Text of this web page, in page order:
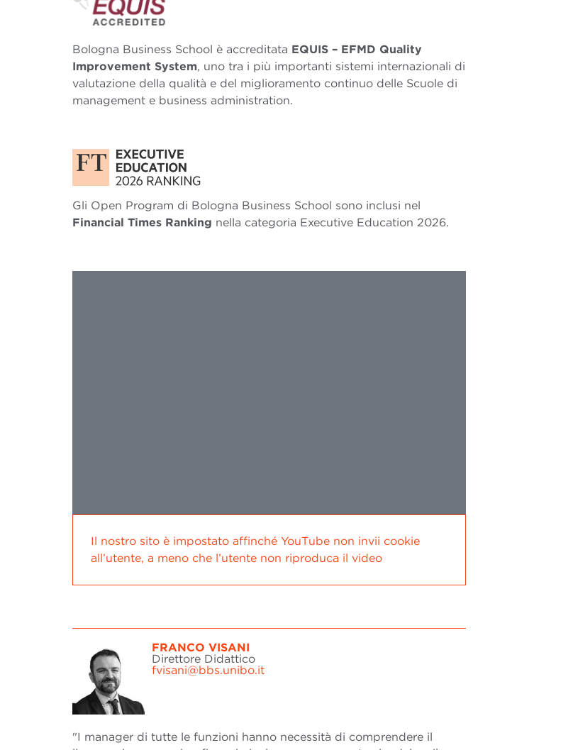
Bologna Business School è accreditata EQUIS – EFMD Quality
Improvement System, uno tra i più importanti sistemi internazionali di
valutazione della qualità e del miglioramento continuo delle Scuole di
management e business administration.
Gli Open Program di Bologna Business School sono inclusi nel
Financial Times Ranking nella categoria Executive Education 2026.
Il nostro sito è impostato affinché YouTube non invii cookie
all’utente, a meno che l’utente non riproduca il video
FRANCO VISANI
Direttore Didattico
fvisani@bbs.unibo.it
"I manager di tutte le funzioni hanno necessità di comprendere il